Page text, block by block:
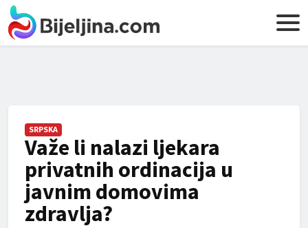
SRPSKA
Važe li nalazi ljekara
privatnih ordinacija u
javnim domovima
zdravlja?